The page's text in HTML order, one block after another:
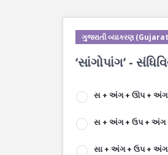
ગુજરાતી વ્યાકરણ
‘સાંગોપાંગ’ -
સ + અંગ + ઊપ + અંગ
સ + અંગ + ઉપ + અંગ
સા + અંગ + ઉપ + અંગ